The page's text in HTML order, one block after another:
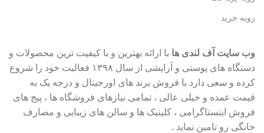
رویه خرید
وب سایت آف لندی ها با ارائه بهترین و با کیفیت ترین محصولات و
دستگاه های پوستی و آرایشی از سال ۱۳۹۸ فعالیت خود را شروع
کرده و سعی دارد با فروش برند های اورجینال و درجه یک به
قیمت عمده و خیلی عالی ، تمامی نیازهای فروشگاه ها ، پیج های
فروش اینستاگرامی ، کلینیک ها و سالن های زیبایی و مصارف
خانگی رو تامین نماید .